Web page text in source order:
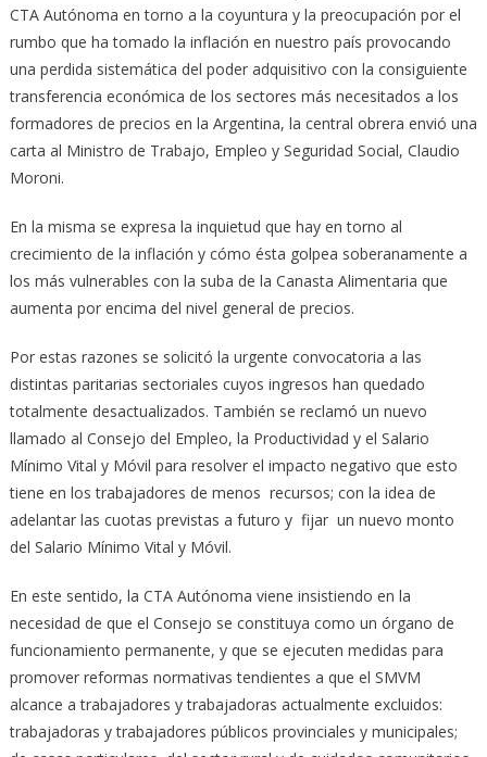
CTA Autónoma en torno a la coyuntura y la preocupación por el
rumbo que ha tomado la inflación en nuestro país provocando
una perdida sistemática del poder adquisitivo con la consiguiente
transferencia económica de los sectores más necesitados a los
formadores de precios en la Argentina, la central obrera envió una
carta al Ministro de Trabajo, Empleo y Seguridad Social, Claudio
Moroni.
En la misma se expresa la inquietud que hay en torno al
crecimiento de la inflación y cómo ésta golpea soberanamente a
los más vulnerables con la suba de la Canasta Alimentaria que
aumenta por encima del nivel general de precios.
Por estas razones se solicitó la urgente convocatoria a las
distintas paritarias sectoriales cuyos ingresos han quedado
totalmente desactualizados. También se reclamó un nuevo
llamado al Consejo del Empleo, la Productividad y el Salario
Mínimo Vital y Móvil para resolver el impacto negativo que esto
tiene en los trabajadores de menos recursos; con la idea de
adelantar las cuotas previstas a futuro y fijar un nuevo monto
del Salario Mínimo Vital y Móvil.
En este sentido, la CTA Autónoma viene insistiendo en la
necesidad de que el Consejo se constituya como un órgano de
funcionamiento permanente, y que se ejecuten medidas para
promover reformas normativas tendientes a que el SMVM
alcance a trabajadores y trabajadoras actualmente excluidos:
trabajadoras y trabajadores públicos provinciales y municipales;